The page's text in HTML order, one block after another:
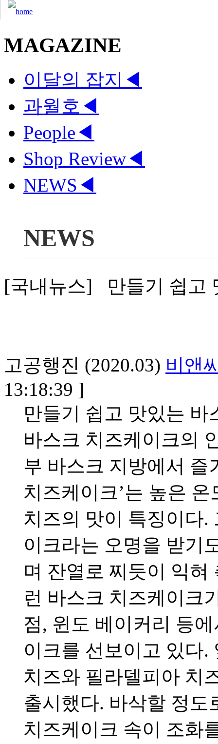
MAGAZINE
이달의 잡지 ◀
과월호 ◀
People◀
Shop Review◀
NEWS ◀
NEWS
[국내뉴스] 만들기 쉽고
고공행진 (2020.03) 비앤
13:18:39 ]
만들기 쉽고 맛있는
바스크 치즈케이크의
부 바스크 지방에서 즐
치즈케이크’는 높은
치즈의 맛이 특징이다.
이크라는 오명을 받기
며 잔열로 찌듯이 익혀
런 바스크 치즈케이크
점, 윈도 베이커리 등
이크를 선보이고 있다.
치즈와 필라델피아 치
출시했다. 바삭할 정도
치즈케이크 속이 조화